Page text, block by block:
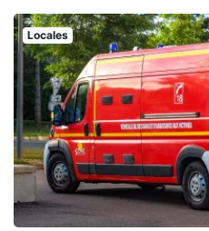
Locales